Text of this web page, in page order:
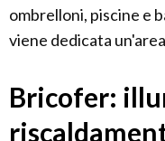
ombrelloni, piscine e
viene dedicata
Bricofer: